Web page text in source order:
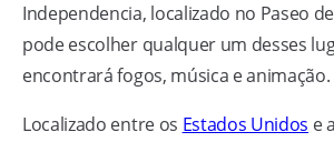
Independencia, localizado no Paseo
pode escolher qualquer um desses
encontrará fogos, música e animação.
Localizado entre os Estados Unidos e a